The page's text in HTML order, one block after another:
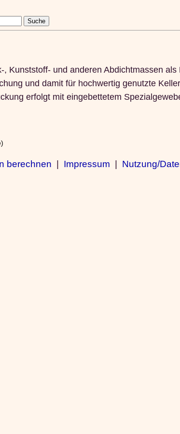
Kunststoff- und anderen Abdichtmassen
und damit für hochwertig genutzte
erfolgt mit eingebettetem
berechnen | Impressum | Nutzung/